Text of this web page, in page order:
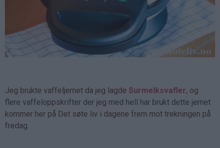
Jeg brukte vaffeljernet da jeg lagde Surmelksvafler, og
flere vaffeloppskrifter der jeg med hell har brukt dette jernet
kommer her på Det søte liv i dagene frem mot trekningen på
fredag.